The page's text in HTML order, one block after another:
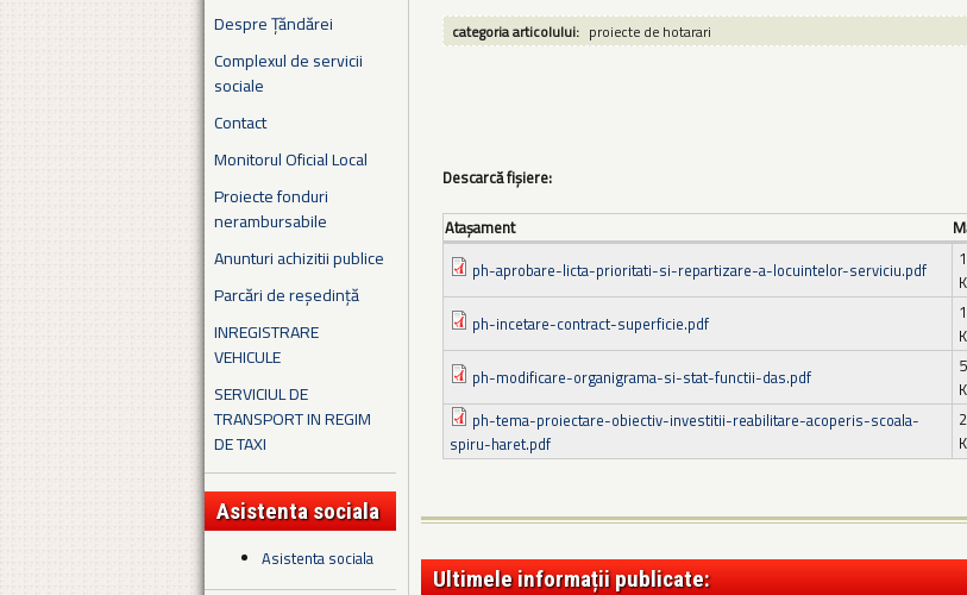
Despre Țăndărei
Complexul de servicii
sociale
Contact
Monitorul Oficial Local
Proiecte fonduri
nerambursabile
Anunturi achizitii publice
Parcări de reședință
INREGISTRARE
VEHICULE
SERVICIUL DE
TRANSPORT IN REGIM
DE TAXI
Asistenta sociala
Asistenta sociala
categoria articolului: proiecte de hotarari
Descarcă fișiere:
Ataşament
ph-aprobare-licta-prioritati-si-repartizare-a-locuintelor-serviciu.pdf
ph-incetare-contract-superficie.pdf
ph-modificare-organigrama-si-stat-functii-das.pdf
ph-tema-proiectare-obiectiv-investitii-reabilitare-acoperis-scoala-
spiru-haret.pdf
Ultimele informații publicate: